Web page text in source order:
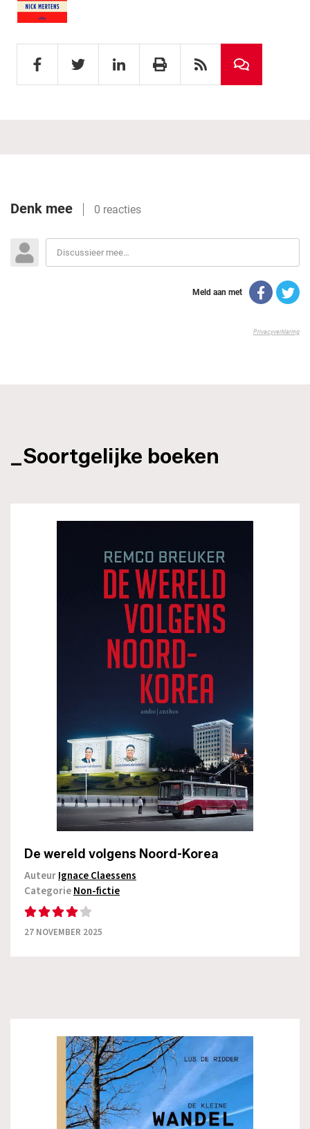
_Soortgelijke boeken
De wereld volgens Noord-Korea
AuteurIgnace Claessens
CategorieNon-fictie
27 NOVEMBER 2025